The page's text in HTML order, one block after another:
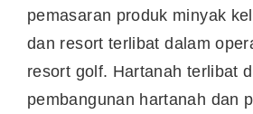
pemasaran produk minyak
dan resort terlibat dalam
resort golf. Hartanah terlibat
pembangunan hartanah dan